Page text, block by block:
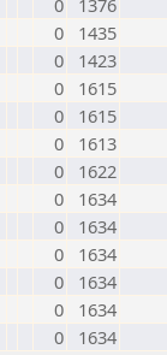
0
1376
0
1435
0
1423
0
1615
0
1615
0
1613
0
1622
0
1634
0
1634
0
1634
0
1634
0
1634
0 1634